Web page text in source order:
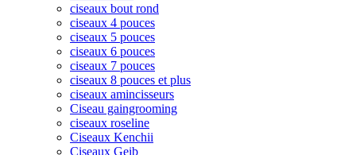
ciseaux bout rond
ciseaux 4 pouces
ciseaux 5 pouces
ciseaux 6 pouces
ciseaux 7 pouces
ciseaux 8 pouces et plus
ciseaux amincisseurs
Ciseau gaingrooming
ciseaux roseline
Ciseaux Kenchii
Ciseaux Geib